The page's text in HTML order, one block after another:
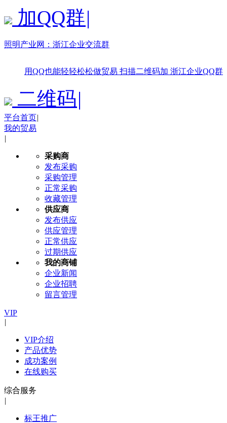
加QQ群|
照明产业网： 浙江企业交流群
用QQ也能轻轻松松做贸易 扫描二维码加 浙江企业QQ群
二维码|
平台首页|
我的贸易
|
采购商
发布采购
采购管理
正常采购
收藏管理
供应商
发布供应
供应管理
正常供应
过期供应
我的商铺
企业新闻
企业招聘
留言管理
VIP
|
VIP介绍
产品优势
成功案例
在线购买
综合服务
|
标王推广